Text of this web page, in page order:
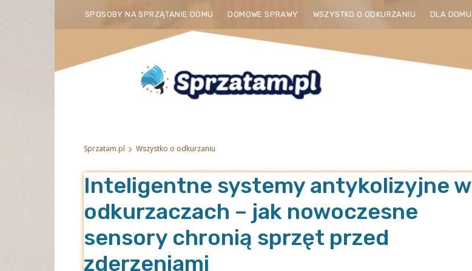
SPOSOBY NA SPRZĄTANIE DOMU DOMOWE SPRAWY WSZYSTKO O ODKURZANIU DLA DOMU
Sprzatam.pl Wszystko o odkurzaniu
Inteligentne systemy antykolizyjne w
odkurzaczach – jak nowoczesne
sensory chronią sprzęt przed
zderzeniami